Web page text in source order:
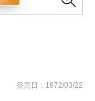
発売日：1972/03/22